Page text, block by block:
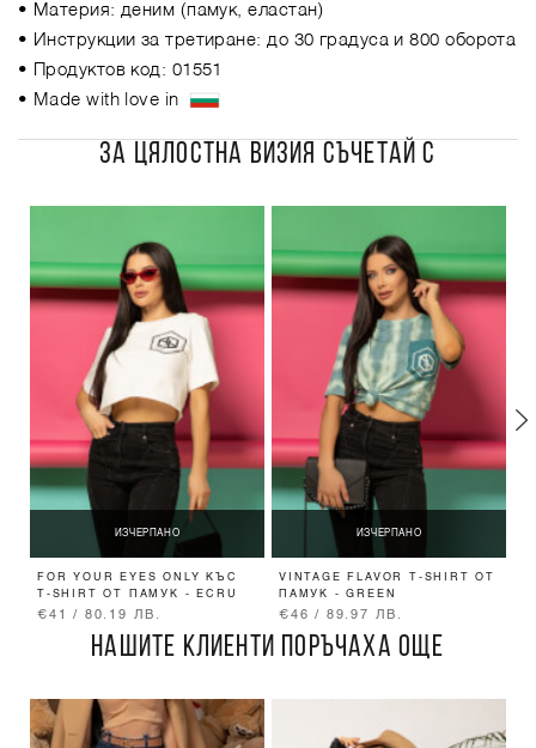
• Материя: деним (памук, еластан)
• Инструкции за третиране: до 30 градуса и 800 оборота
• Продуктов код: 01551
• Made with love in
ЗА ЦЯЛОСТНА ВИЗИЯ СЪЧЕТАЙ С
ИЗЧЕРПАНО
FOR YOUR EYES ONLY КЪС
T-SHIRT ОТ ПАМУК - ECRU
€41 / 80.19 ЛВ.
ИЗЧЕРПАНО
VINTAGE FLAVOR T-SHIRT ОТ
ПАМУК - GREEN
€46 / 89.97 ЛВ.
НАШИТЕ КЛИЕНТИ ПОРЪЧАХА ОЩЕ